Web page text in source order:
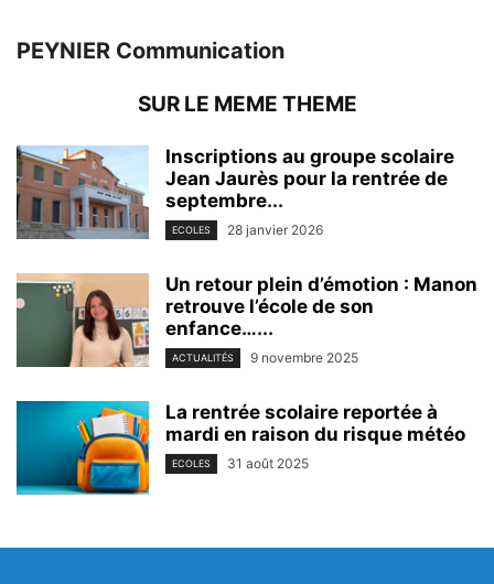
PEYNIER Communication
SUR LE MEME THEME
Inscriptions au groupe scolaire
Jean Jaurès pour la rentrée de
septembre...
ECOLES 28 janvier 2026
Un retour plein d’émotion : Manon
retrouve l’école de son
enfance…...
ACTUALITÉS 9 novembre 2025
La rentrée scolaire reportée à
mardi en raison du risque météo
ECOLES 31 août 2025